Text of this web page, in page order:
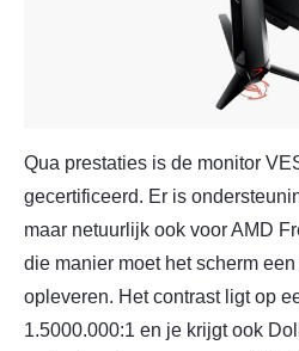
Qua prestaties is de monitor
gecertificeerd. Er is
maar netuurlijk ook voor AMD
die manier moet het scherm
opleveren. Het contrast ligt op
1.5000.000:1 en je krijgt ook